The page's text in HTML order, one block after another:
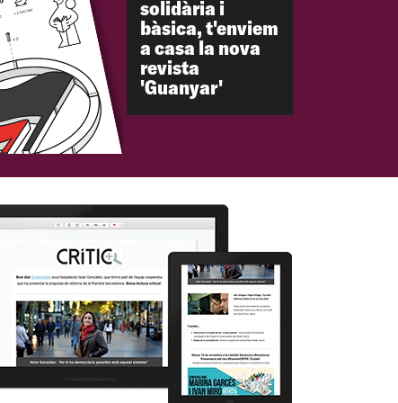
solidària i
bàsica, t'enviem
a casa la nova
revista
'Guanyar'